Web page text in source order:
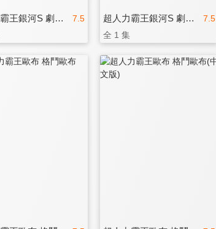
7.5
超人力霸王銀河S 劇場版 7.5
超人力霸王銀河S 劇場版(中文版)
全 1 集